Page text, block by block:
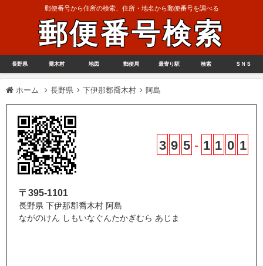
郵便番号から住所の検索、住所・地名から郵便番号を調べる
郵便番号検索
長野県 喬木村 地図 郵便局 最寄り駅 検索 ＳＮＳ
ホーム 長野県 下伊那郡喬木村 阿島
3 9 5 - 1 1 0 1
〒395-1101
長野県 下伊那郡喬木村 阿島
ながのけん しもいなぐんたかぎむら あじま